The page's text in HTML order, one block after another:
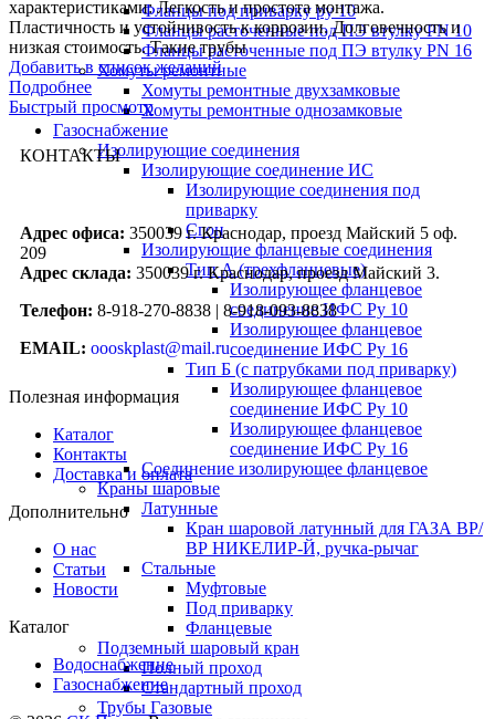
Фланцы под приварку ру 10
Фланцы расточенные под ПЭ втулку PN 10
Фланцы расточенные под ПЭ втулку PN 16
Хомуты ремонтные
Хомуты ремонтные двухзамковые
Хомуты ремонтные однозамковые
Газоснабжение
Изолирующие соединения
Изолирующие соединение ИС
Изолирующие соединения под
приварку
Сгон
Изолирующие фланцевые соединения
Тип А (трехфланцевые)
Изолирующее фланцевое
соединение ИФС Ру 10
Изолирующее фланцевое
соединение ИФС Ру 16
Тип Б (с патрубками под приварку)
Изолирующее фланцевое
соединение ИФС Ру 10
Изолирующее фланцевое
соединение ИФС Ру 16
Соединение изолирующее фланцевое
Краны шаровые
Латунные
Кран шаровой латунный для ГАЗА ВР/
ВР НИКЕЛИР-Й, ручка-рычаг
Стальные
Муфтовые
Под приварку
Фланцевые
Подземный шаровый кран
Полный проход
Стандартный проход
Трубы Газовые
характеристиками: Легкость и простота монтажа.
Пластичность и устойчивость к коррозии. Долговечность и
низкая стоимость. Такие трубы
Добавить в список желаний
Подробнее
Быстрый просмотр
КОНТАКТЫ
Адрес офиса: 350039 г. Краснодар, проезд Майский 5 оф.
209
Адрес склада: 350039 г. Краснодар, проезд Майский 3.
Телефон: 8-918-270-8838 | 8-918-093-8838
EMAIL: oooskplast@mail.ru
Полезная информация
Каталог
Контакты
Доставка и оплата
Дополнительно
О нас
Статьи
Новости
Каталог
Водоснабжение
Газоснабжение